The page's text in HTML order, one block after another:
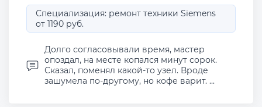
Специализация: ремонт техники Siemens
от 1190 руб.
Долго согласовывали время, мастер
опоздал, на месте копался минут сорок.
Сказал, поменял какой-то узел. Вроде
зашумела по-другому, но кофе варит. ...